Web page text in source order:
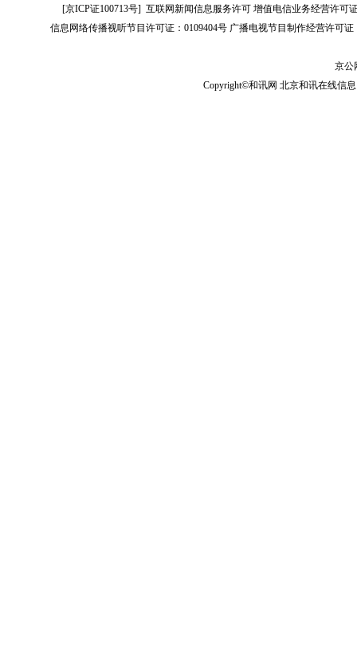
[京ICP证100713号]互联网新闻信息服务许可 增值电信业务经营许可
信息网络传播视听节目许可证：0109404号 广播电视节目制作经营许可证
京公
Copyright©和讯网 北京和讯在线信